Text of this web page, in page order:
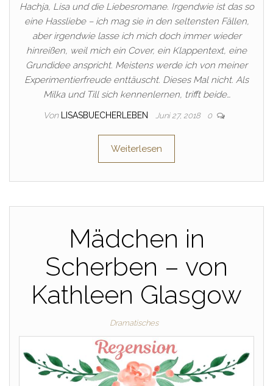
Hachja, Lisa und die Liebesromane. Irgendwie ist das so
eine Hassliebe – ich mag sie in den seltensten Fällen,
aber irgendwie lasse ich mich doch immer wieder
hinreißen, weil mich ein Cover, ein Klappentext, eine
Grundidee anspricht. Meistens werde ich von meiner
Experimentierfreude enttäuscht. Dieses Mal nicht. Als
Milka und Till sich kennenlernen, trifft beide…
Von LISASBUECHERLEBEN Juni 27, 2018 0
Weiterlesen
Mädchen in
Scherben – von
Kathleen Glasgow
Dramatisches